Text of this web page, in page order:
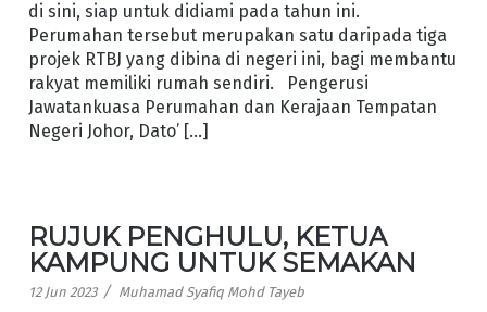
di sini, siap untuk didiami pada tahun ini.
Perumahan tersebut merupakan satu daripada tiga
projek RTBJ yang dibina di negeri ini, bagi membantu
rakyat memiliki rumah sendiri. Pengerusi
Jawatankuasa Perumahan dan Kerajaan Tempatan
Negeri Johor, Dato’ […]
RUJUK PENGHULU, KETUA
KAMPUNG UNTUK SEMAKAN
12 Jun 2023 / Muhamad Syafiq Mohd Tayeb